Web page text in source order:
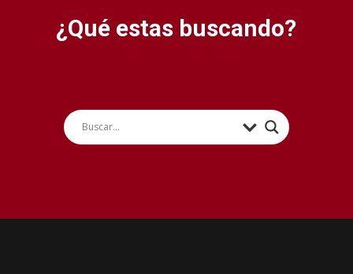
¿Qué estas buscando?